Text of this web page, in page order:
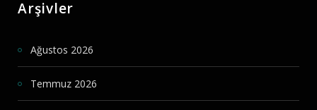
Arşivler
Ağustos 2026
Temmuz 2026